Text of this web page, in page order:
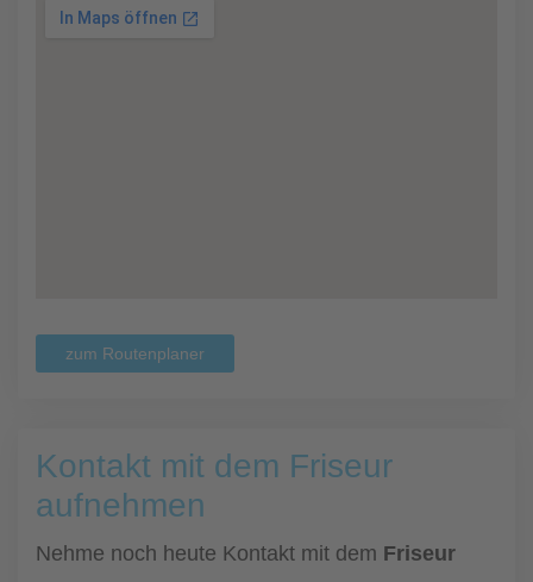
zum Routenplaner
Kontakt mit dem Friseur
aufnehmen
Nehme noch heute Kontakt mit dem Friseur